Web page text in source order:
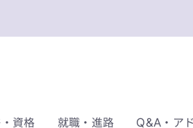
資格 就職・進路 Q&A・ア